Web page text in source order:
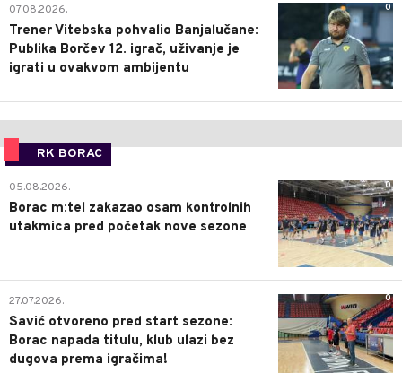
0
07.08.2026.
Trener Vitebska pohvalio Banjalučane:
Publika Borčev 12. igrač, uživanje je
igrati u ovakvom ambijentu
RK BORAC
0
05.08.2026.
Borac m:tel zakazao osam kontrolnih
utakmica pred početak nove sezone
0
27.07.2026.
Savić otvoreno pred start sezone:
Borac napada titulu, klub ulazi bez
dugova prema igračima!